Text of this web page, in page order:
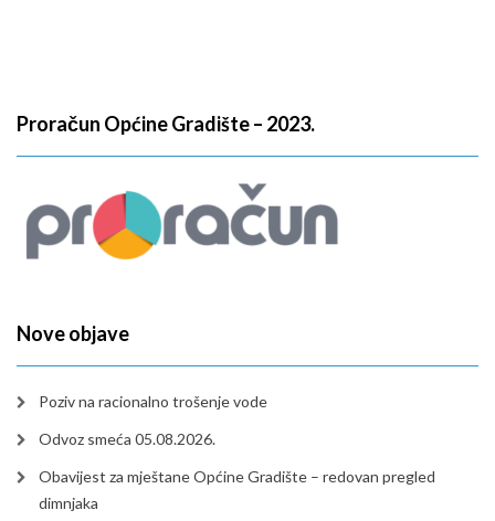
Proračun Općine Gradište – 2023.
Nove objave
Poziv na racionalno trošenje vode
Odvoz smeća 05.08.2026.
Obavijest za mještane Općine Gradište – redovan pregled
dimnjaka